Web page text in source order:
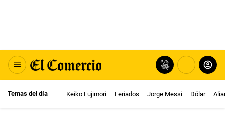
Temas del día Keiko Fujimori Feriados Jorge Messi Dólar